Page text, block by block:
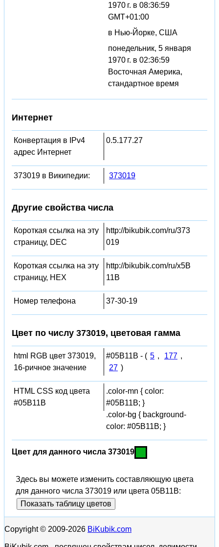
1970 г. в 08:36:59
GMT+01:00
в Нью-Йорке, США
понедельник, 5 января
1970 г. в 02:36:59
Восточная Америка,
стандартное время
Интернет
Конвертация в IPv4
адрес Интернет
0.5.177.27
373019 в Википедии: 373019
Другие свойства числа
Короткая ссылка на эту
страницу, DEC
http://bikubik.com/ru/373
019
Короткая ссылка на эту
страницу, HEX
http://bikubik.com/ru/x5B
11B
Номер телефона 37-30-19
Цвет по числу 373019, цветовая гамма
html RGB цвет 373019,
16-ричное значение
#05B11B - ( 5 , 177 ,
27 )
HTML CSS код цвета
#05B11B
.color-mn { color:
#05B11B; }
.color-bg { background-
color: #05B11B; }
Цвет для данного числа 373019
Здесь вы можете изменить составляющую цвета
для данного числа 373019 или цвета 05B11B:
Показать таблицу цветов
Copyright © 2009-2026 BiKubik.com